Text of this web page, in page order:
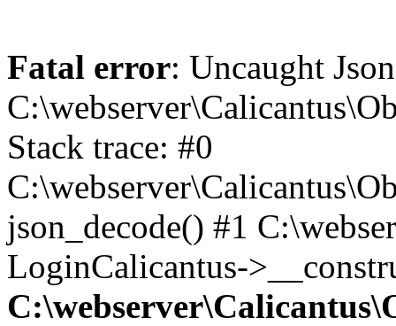
Fatal error: Uncaught
Stack trace: #0
json_decode() #1
LoginCalicantus-